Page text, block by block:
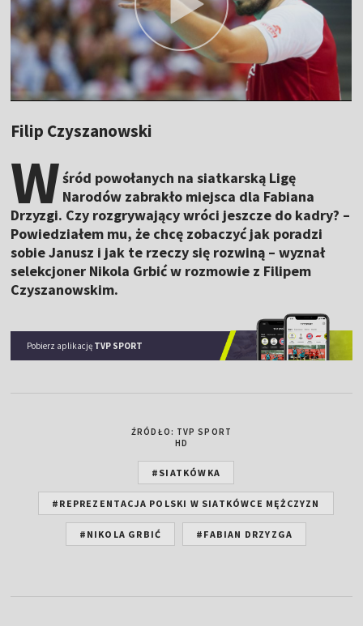
Filip Czyszanowski
Wśród powołanych na siatkarską Ligę
Narodów zabrakło miejsca dla Fabiana
Drzyzgi. Czy rozgrywający wróci jeszcze do kadry? –
Powiedziałem mu, że chcę zobaczyć jak poradzi
sobie Janusz i jak te rzeczy się rozwiną – wyznał
selekcjoner Nikola Grbić w rozmowie z Filipem
Czyszanowskim.
Pobierz aplikację TVP SPORT
ŹRÓDŁO: TVP SPORT
HD
#SIATKÓWKA
#REPREZENTACJA POLSKI W SIATKÓWCE MĘŻCZYZN
#NIKOLA GRBIĆ #FABIAN DRZYZGA